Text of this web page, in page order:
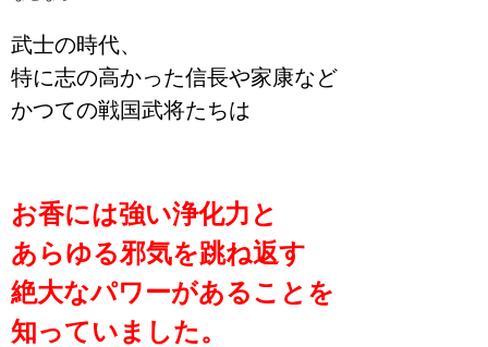
武士の時代、
特に志の高かった信長や家康など
かつての戦国武将たちは
お香には強い浄化力と
あらゆる邪気を跳ね返す
絶大なパワーがあることを
知っていました。